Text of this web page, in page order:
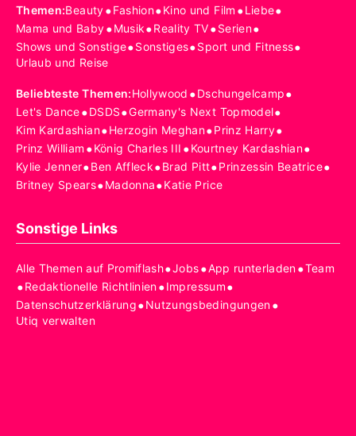
Themen:Beauty•Fashion•Kino und Film •Liebe•
Mama und Baby•Musik•Reality TV•Serien•
Shows und Sonstige•Sonstiges•Sport und Fitness•
Urlaub und Reise
Beliebteste Themen:Hollywood •Dschungelcamp•
Let's Dance•DSDS•Germany's Next Topmodel•
Kim Kardashian•Herzogin Meghan•Prinz Harry•
Prinz William •König Charles III •Kourtney Kardashian•
Kylie Jenner•Ben Affleck•Brad Pitt•Prinzessin Beatrice•
Britney Spears•Madonna•Katie Price
Sonstige Links
Alle Themen auf Promiflash•Jobs•App runterladen•Team
•Redaktionelle Richtlinien•Impressum•
Datenschutzerklärung•Nutzungsbedingungen•
Utiq verwalten